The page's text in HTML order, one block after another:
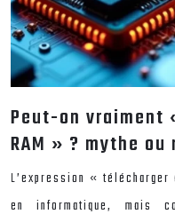
Peut-on vraiment
RAM » ? mythe
L’expression «
en informatique, mais